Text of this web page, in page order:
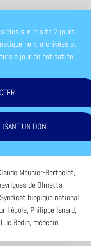
sur le site 7 jours
archivées et
à jour de cotisation.
UN DON
Meunier-Berthelot,
de Olmetta,
hippique national,
l’école, Philippe Isnard,
Bodin, médecin,